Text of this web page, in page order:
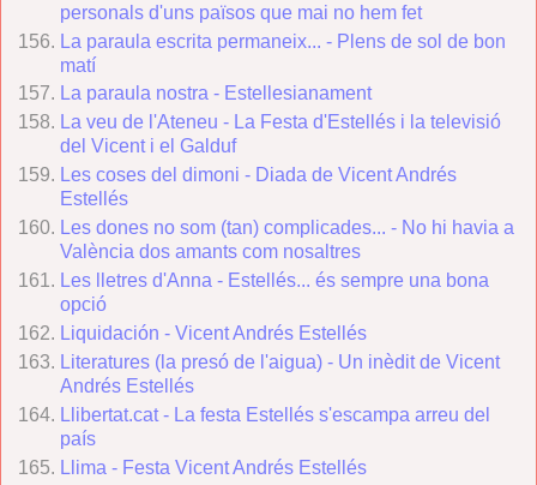
personals d'uns països que mai no hem fet
La paraula escrita permaneix... - Plens de sol de bon
matí
La paraula nostra - Estellesianament
La veu de l'Ateneu - La Festa d'Estellés i la televisió
del Vicent i el Galduf
Les coses del dimoni - Diada de Vicent Andrés
Estellés
Les dones no som (tan) complicades... - No hi havia a
València dos amants com nosaltres
Les lletres d'Anna - Estellés... és sempre una bona
opció
Liquidación - Vicent Andrés Estellés
Literatures (la presó de l'aigua) - Un inèdit de Vicent
Andrés Estellés
Llibertat.cat - La festa Estellés s'escampa arreu del
país
Llima - Festa Vicent Andrés Estellés